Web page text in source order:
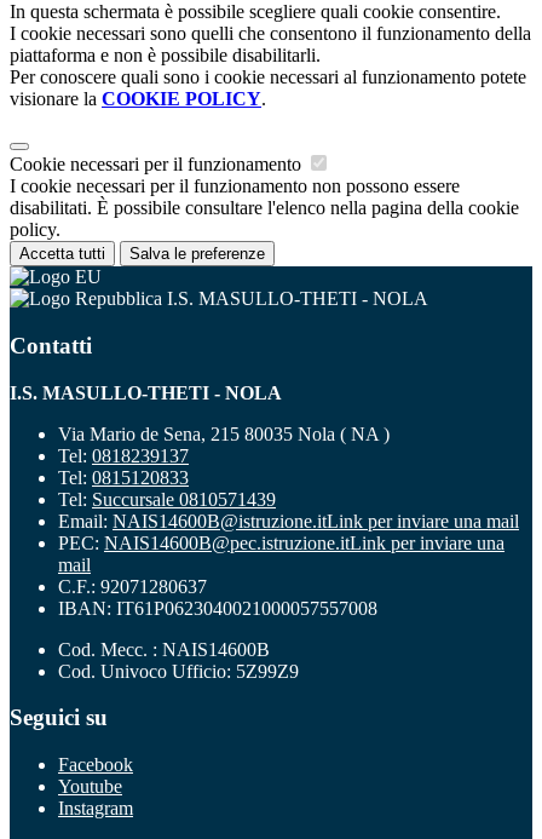
In questa schermata è possibile scegliere quali cookie consentire.
I cookie necessari sono quelli che consentono il funzionamento della
piattaforma e non è possibile disabilitarli.
Per conoscere quali sono i cookie necessari al funzionamento potete
visionare la COOKIE POLICY.
Cookie necessari per il funzionamento
I cookie necessari per il funzionamento non possono essere
disabilitati. È possibile consultare l'elenco nella pagina della cookie
policy.
Accetta tutti Salva le preferenze
I.S. MASULLO-THETI - NOLA
Contatti
I.S. MASULLO-THETI - NOLA
Via Mario de Sena, 215 80035 Nola ( NA )
Tel: 0818239137
Tel: 0815120833
Tel: Succursale 0810571439
Email: NAIS14600B@istruzione.itLink per inviare una mail
PEC: NAIS14600B@pec.istruzione.itLink per inviare una
mail
C.F.: 92071280637
IBAN: IT61P0623040021000057557008
Cod. Mecc. : NAIS14600B
Cod. Univoco Ufficio: 5Z99Z9
Seguici su
Facebook
Youtube
Instagram